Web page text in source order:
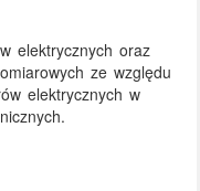
elektrycznych oraz
ze względu
elektrycznych w